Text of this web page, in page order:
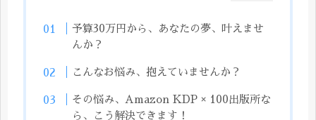
予算30万円から、あなたの夢、叶えませ
んか？
こんなお悩み、抱えていませんか？
その悩み、Amazon KDP × 100出版所な
ら、こう解決できます！